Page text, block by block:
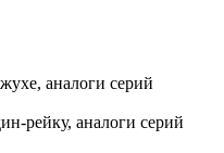
аналоги серий
рейку, аналоги серий